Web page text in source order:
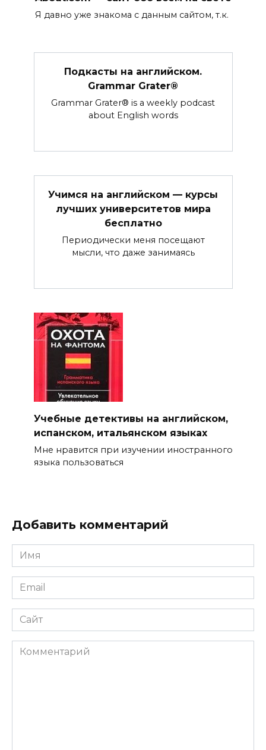
Я давно уже знакома с данным сайтом, т.к.
Подкасты на английском.
Grammar Grater®
Grammar Grater® is a weekly podcast
about English words
Учимся на английском — курсы
лучших университетов мира
бесплатно
Периодически меня посещают
мысли, что даже занимаясь
Учебные детективы на английском,
испанском, итальянском языках
Мне нравится при изучении иностранного
языка пользоваться
Добавить комментарий
Имя
*
Email
*
Сайт
Комментарий